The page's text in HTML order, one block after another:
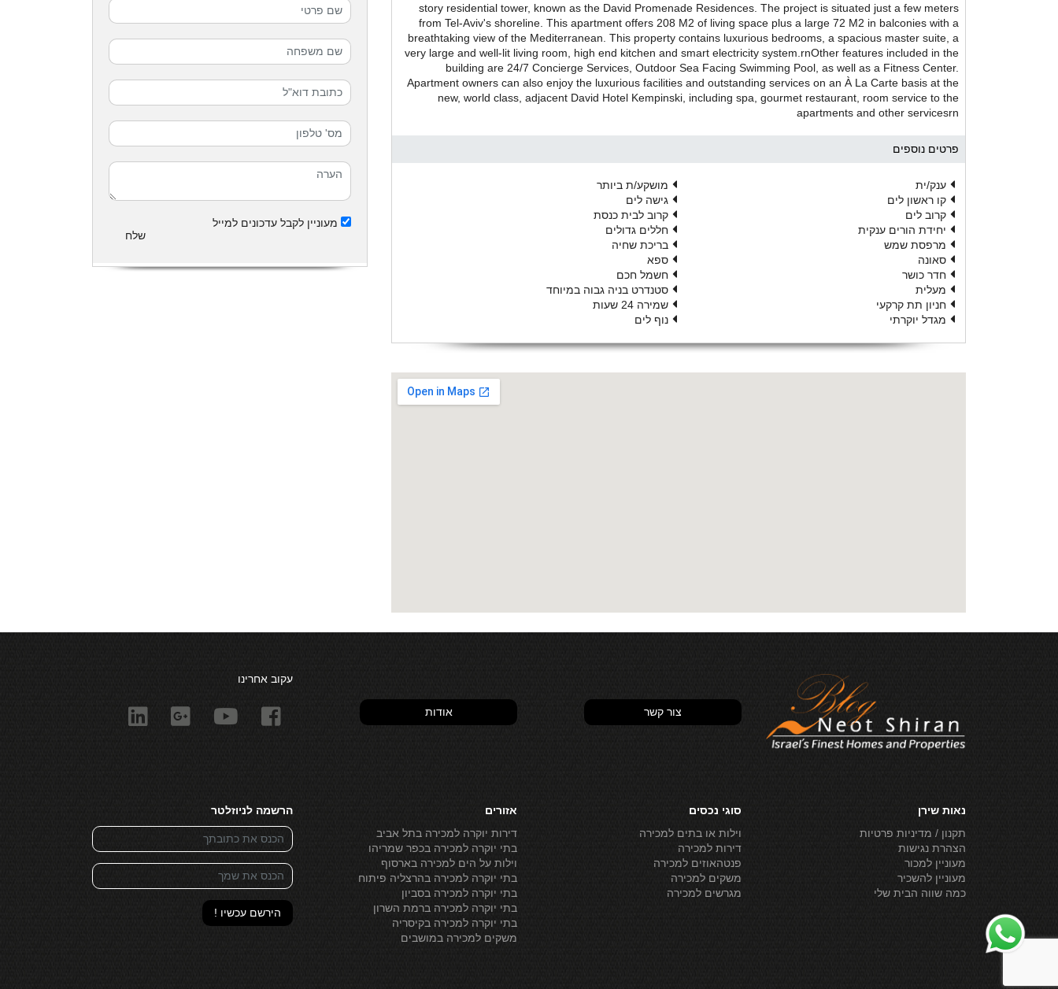
story residential tower, known as the David Promenade Residences. The project is situated just a few meters
from Tel-Aviv's shoreline. This apartment offers 208 M2 of living space plus a large 72 M2 in balconies with a
breathtaking view of the Mediterranean. This property contains luxurious bedrooms, a spacious master suite, a
very large and well-lit living room, high end kitchen and smart electricity system.rnOther features included in the
building are 24/7 Concierge Services, Outdoor Sea Facing Swimming Pool, as well as a Fitness Center.
Apartment owners can also enjoy the luxurious facilities and outstanding services on an À La Carte basis at the
new, world class, adjacent David Hotel Kempinski, including spa, gourmet restaurant, room service to the
apartments and other servicesrn
פרטים נוספים
ענק/ית
מושקע/ת ביותר
קו ראשון לים
גישה לים
קרוב לים
קרוב לבית כנסת
יחידת הורים ענקית
חללים גדולים
מרפסת שמש
בריכת שחיה
סאונה
ספא
חדר כושר
חשמל חכם
מעלית
סטנדרט בניה גבוה במיוחד
חניון תת קרקעי
שמירה 24 שעות
מגדל יוקרתי
נוף לים
מעוניין לקבל עדכונים למייל
שלח
צור קשר אודות
עקוב אחרינו
נאות שירן
תקנון / מדיניות פרטיות
הצהרת נגישות
מעוניין למכור
מעוניין להשכיר
כמה שווה הבית שלי
סוגי נכסים
וילות או בתים למכירה
דירות למכירה
פנטהאוזים למכירה
משקים למכירה
מגרשים למכירה
אזורים
דירות יוקרה למכירה בתל אביב
בתי יוקרה למכירה בכפר שמריהו
וילות על הים למכירה בארסוף
בתי יוקרה למכירה בהרצליה פיתוח
בתי יוקרה למכירה בסביון
בתי יוקרה למכירה ברמת השרון
בתי יוקרה למכירה בקיסריה
משקים למכירה במושבים
הרשמה לניוזלטר
הירשם עכשיו !